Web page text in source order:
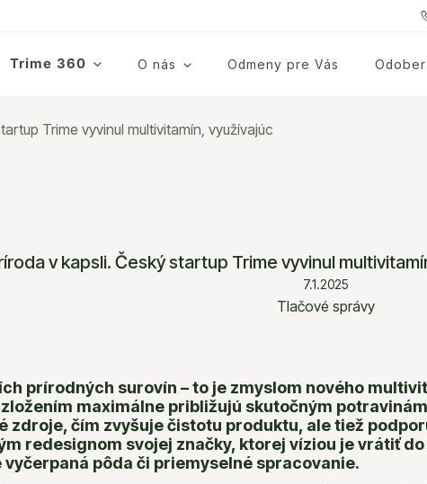
Plánovanie tehotenstva Základná
Balíčky
Trime 360 O nás Odmeny pre Vás
Trime vyvinul multivitamín, využívajúc
v kapsli. Český startup Trime vyvinul
7.1.2025
Tlačové správy
prírodných surovín – to je zmyslom nového
maximálne približujú skutočným
zdroje, čím zvyšuje čistotu produktu, ale tiež
redesignom svojej značky, ktorej víziou je vrátiť
pôda či priemyselné spracovanie.